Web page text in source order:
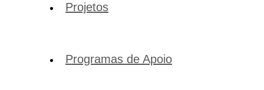
Projetos
Programas de Apoio